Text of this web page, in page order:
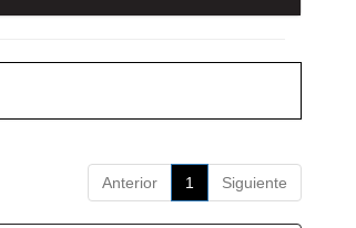
Anterior 1 Siguiente